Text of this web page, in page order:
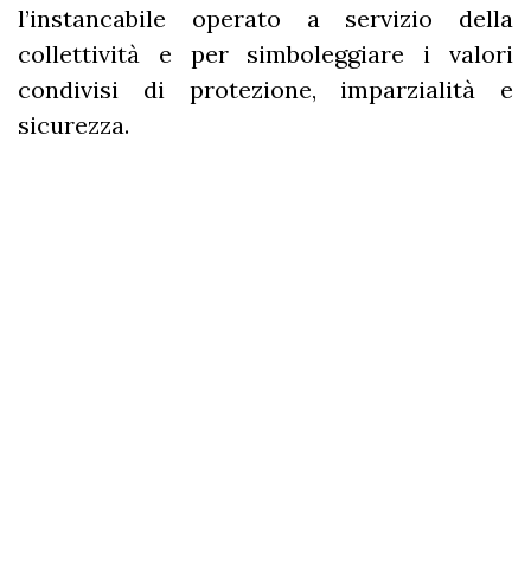
l’instancabile operato a servizio della
collettività e per simboleggiare i valori
condivisi di protezione, imparzialità e
sicurezza.